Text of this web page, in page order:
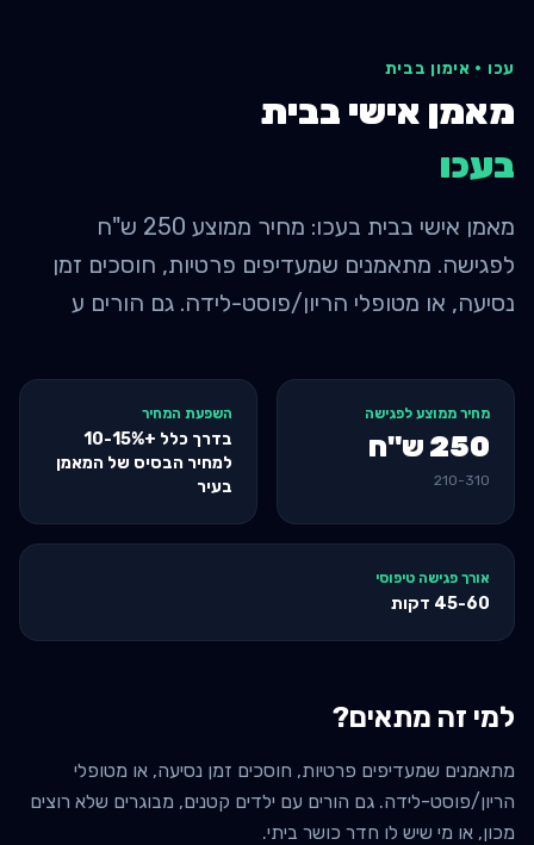
עכו · אימון בבית
מאמן אישי בבית
בעכו
מאמן אישי בבית בעכו: מחיר ממוצע 250 ש"ח
לפגישה. מתאמנים שמעדיפים פרטיות, חוסכים זמן
נסיעה, או מטופלי הריון/פוסט-לידה. גם הורים ע
מחיר ממוצע לפגישה
250 ש"ח
210-310
השפעת המחיר
בדרך כלל +10-15%
למחיר הבסיס של המאמן
בעיר
אורך פגישה טיפוסי
45-60 דקות
למי זה מתאים?
מתאמנים שמעדיפים פרטיות, חוסכים זמן נסיעה, או מטופלי
הריון/פוסט-לידה. גם הורים עם ילדים קטנים, מבוגרים שלא רוצים
מכון, או מי שיש לו חדר כושר ביתי.